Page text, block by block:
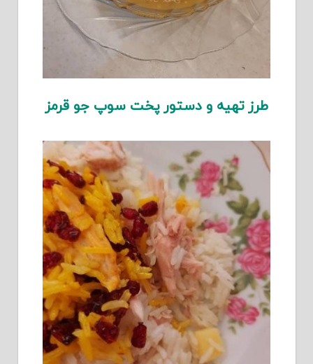
طرز تهیه و دستور پخت سوپ جو قرمز